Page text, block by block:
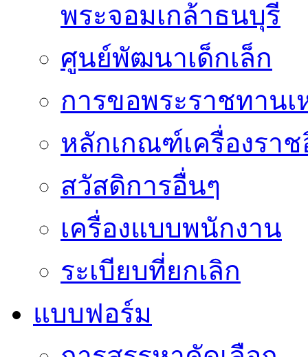
พระจอมเกล้าธนบุรี
ศูนย์พัฒนาเด็กเล็ก
การขอพระราชทาน
หลักเกณฑ์เครื่องรา
สวัสดิการอื่นๆ
เครื่องแบบพนักงาน
ระเบียบที่ยกเลิก
แบบฟอร์ม